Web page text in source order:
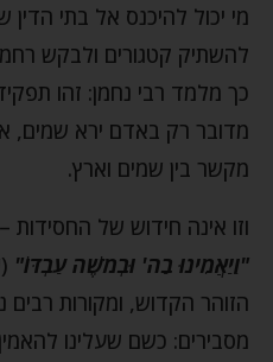
מי יכול להיכנס אל בתי
להשתיק קטגורים ולבקש
כך מלמד רבי נחמן: זהו
מדובר רק באדם ירא שמים,
מקשר בין שמים וארץ.
וזו אינה חידוש של
"וַיַאֲמִינוּ בַה' וּבְמֹשֶׁה עַבְדּוֹ"
הזוהר הקדוש, ומקורות רבים
מסבירים: כשם שעלינו